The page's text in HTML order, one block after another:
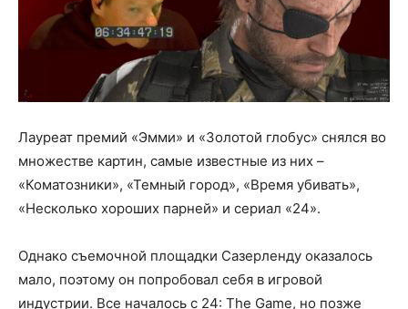
Лауреат премий «Эмми» и «Золотой глобус» снялся во
множестве картин, самые известные из них –
«Коматозники», «Темный город», «Время убивать»,
«Несколько хороших парней» и сериал «24».
Однако съемочной площадки Сазерленду оказалось
мало, поэтому он попробовал себя в игровой
индустрии. Все началось с 24: The Game, но позже